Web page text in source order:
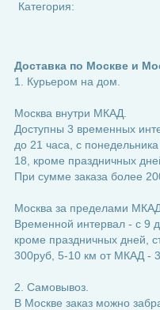
Категория:
Доставка по Москве и
1. Курьером на дом.
Москва внутри МКАД.
Доступны 3 временных
до 21 часа, с
18, кроме праздничных
При сумме заказа более
Москва за пределами МКАД
Временной интервал - с 9
кроме праздничных дней,
300руб, 5-10 км от МКАД -
2. Самовывоз.
В Москве заказ можно